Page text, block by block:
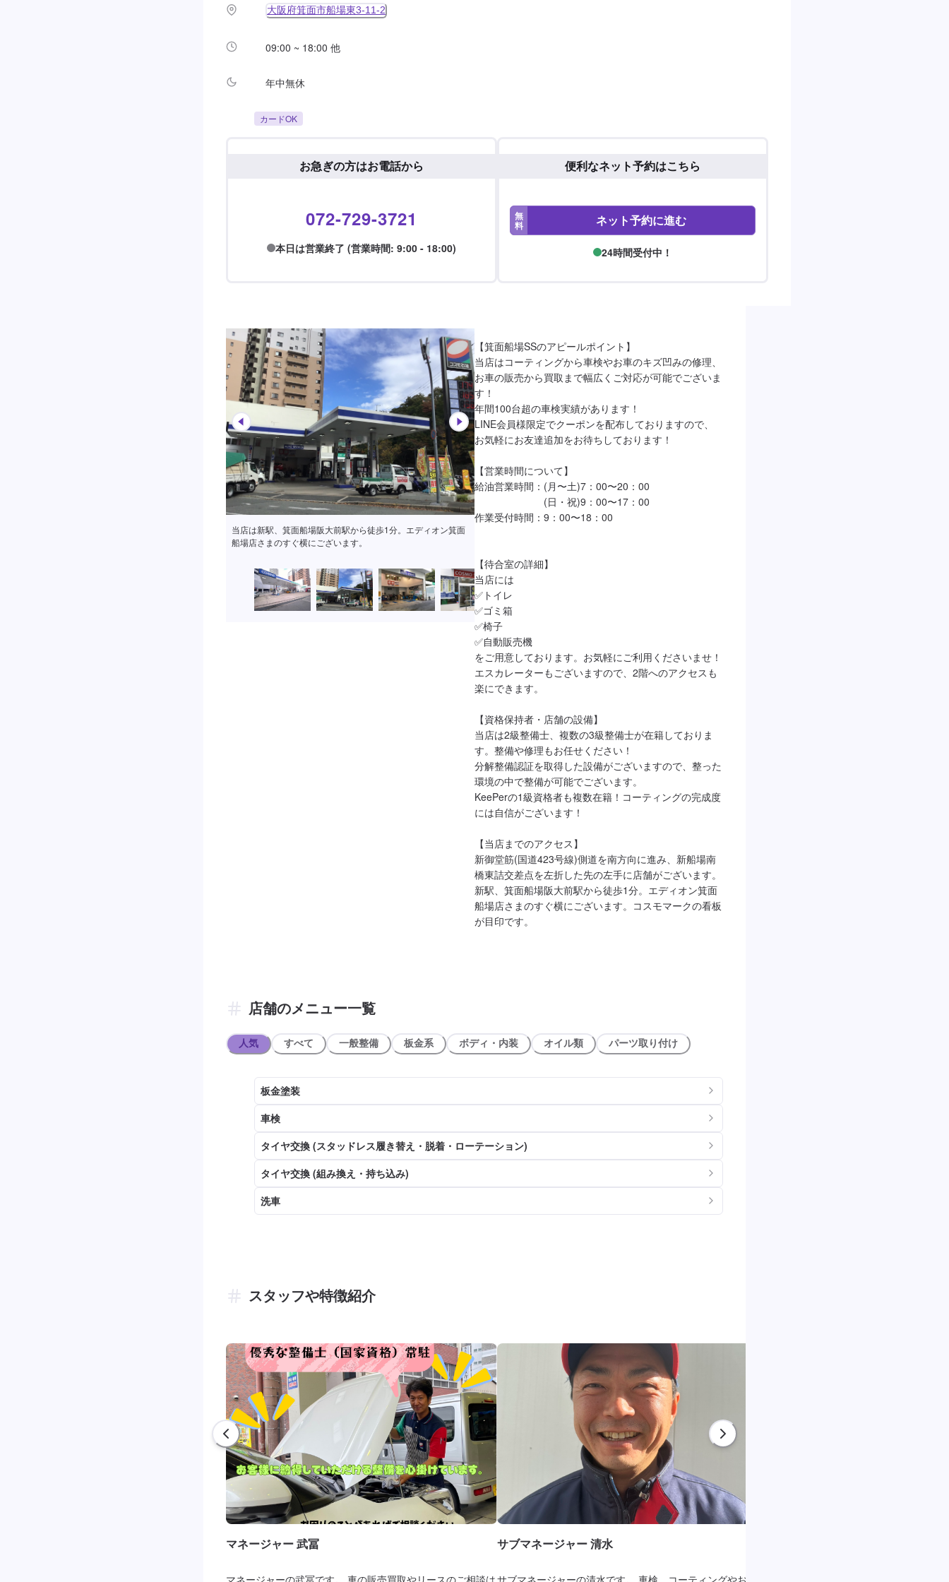
大阪府箕面市船場東3-11-2
09:00 ~ 18:00 他
年中無休
カードOK
便利なネット予約はこちら
無
料 ネット予約に進む
24時間受付中！
お急ぎの方はお電話から
072-729-3721
本日は営業終了 (営業時間: 9:00 - 18:00)
当店は新駅、箕面船場阪大前駅から徒歩1分。エディオン箕面
船場店さまのすぐ横にございます。
【箕面船場SSのアピールポイント】
当店はコーティングから車検やお車のキズ凹みの修理、
お車の販売から買取まで幅広くご対応が可能でございま
す！
年間100台超の車検実績があります！
LINE会員様限定でクーポンを配布しておりますので、
お気軽にお友達追加をお待ちしております！
【営業時間について】
給油営業時間：(月〜土)7：00〜20：00
(日・祝)9：00〜17：00
作業受付時間：9：00〜18：00
【待合室の詳細】
当店には
✅トイレ
✅ゴミ箱
✅椅子
✅自動販売機
をご用意しております。お気軽にご利用くださいませ！
エスカレーターもございますので、2階へのアクセスも
楽にできます。
【資格保持者・店舗の設備】
当店は2級整備士、複数の3級整備士が在籍しておりま
す。整備や修理もお任せください！
分解整備認証を取得した設備がございますので、整った
環境の中で整備が可能でございます。
KeePerの1級資格者も複数在籍！コーティングの完成度
には自信がございます！
【当店までのアクセス】
新御堂筋(国道423号線)側道を南方向に進み、新船場南
橋東詰交差点を左折した先の左手に店舗がございます。
新駅、箕面船場阪大前駅から徒歩1分。エディオン箕面
船場店さまのすぐ横にございます。コスモマークの看板
が目印です。
店舗のメニュー一覧
人気 すべて 一般整備 板金系 ボディ・内装 オイル類 パーツ取り付け
板金塗装
車検
タイヤ交換 (スタッドレス履き替え・脱着・ローテーション)
タイヤ交換 (組み換え・持ち込み)
洗車
スタッフや特徴紹介
マネージャー 武冨
マネージャーの武冨です。 車の販売買取やリースのご相談は
サブマネージャー 清水
サブマネージャーの清水です。 車検、コーティングやお車の